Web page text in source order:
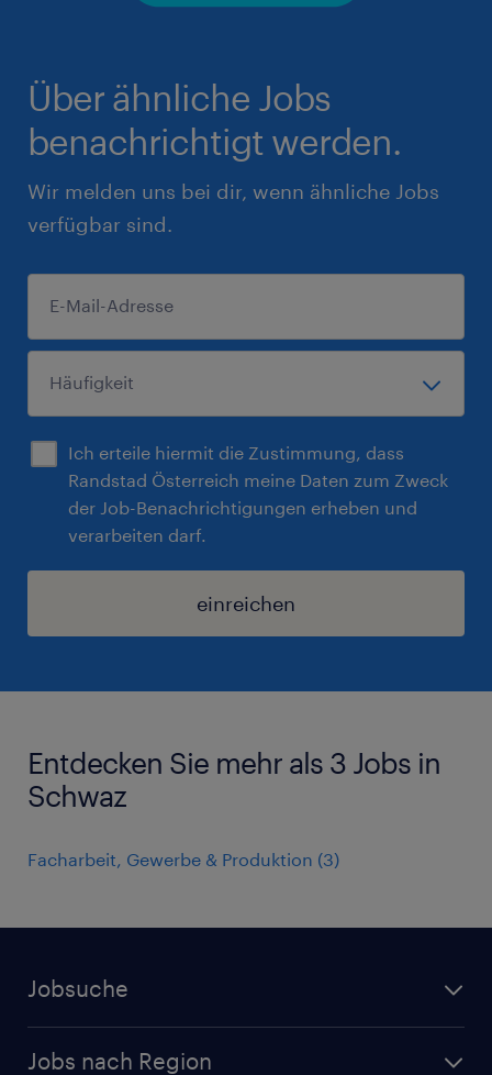
Über ähnliche Jobs
benachrichtigt werden.
Wir melden uns bei dir, wenn ähnliche Jobs
verfügbar sind.
Ich erteile hiermit die Zustimmung, dass
Randstad Österreich meine Daten zum Zweck
der Job-Benachrichtigungen erheben und
verarbeiten darf.
einreichen
Entdecken Sie mehr als 3 Jobs in
Schwaz
Facharbeit, Gewerbe & Produktion (3)
Jobsuche
Jobs nach Region